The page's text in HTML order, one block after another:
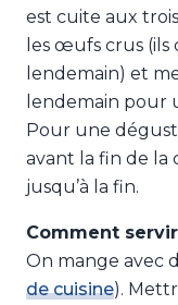
est cuite aux
les œufs crus
lendemain) et
lendemain pour
Pour une
avant la fin de la
jusqu’à la fin.
Comment servir
On mange avec
de cuisine).